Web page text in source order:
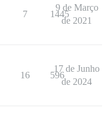
7 1445
9 de Março
de 2021
16 596
17 de Junho
de 2024